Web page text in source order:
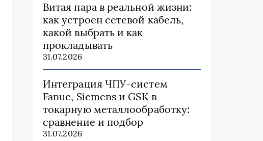
Витая пара в реальной жизни:
как устроен сетевой кабель,
какой выбрать и как
прокладывать
31.07.2026
Интеграция ЧПУ-систем
Fanuc, Siemens и GSK в
токарную металлообработку:
сравнение и подбор
31.07.2026